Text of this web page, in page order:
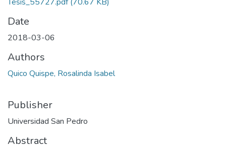
Date
2018-03-06
Authors
Quico Quispe, Rosalinda Isabel
Publisher
Universidad San Pedro
Abstract